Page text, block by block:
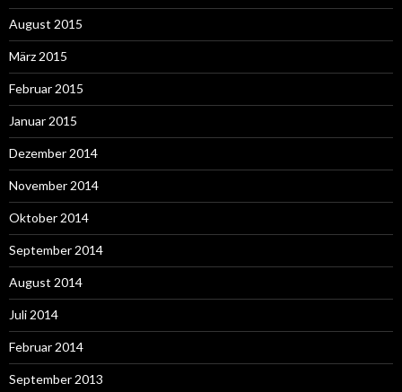
August 2015
März 2015
Februar 2015
Januar 2015
Dezember 2014
November 2014
Oktober 2014
September 2014
August 2014
Juli 2014
Februar 2014
September 2013